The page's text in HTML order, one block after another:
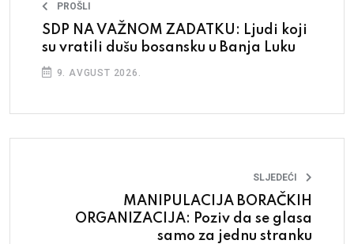
PROŠLI
SDP NA VAŽNOM ZADATKU: Ljudi koji
su vratili dušu bosansku u Banja Luku
9. AVGUST 2026.
SLJEDEĆI
MANIPULACIJA BORAČKIH
ORGANIZACIJA: Poziv da se glasa
samo za jednu stranku